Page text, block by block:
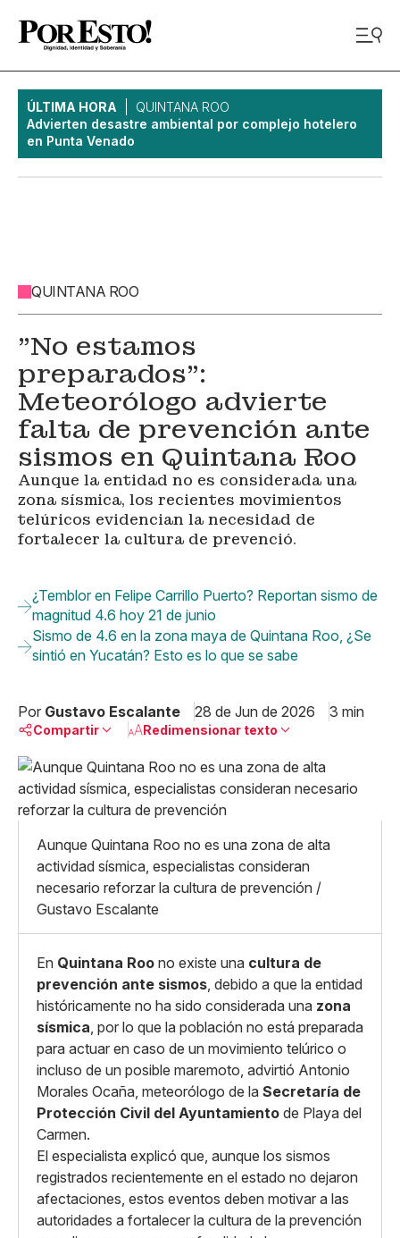
ÚLTIMA HORA
QUINTANA ROO
Advierten desastre ambiental por complejo hotelero
en Punta Venado
QUINTANA ROO
"No estamos
preparados":
Meteorólogo advierte
falta de prevención ante
sismos en Quintana Roo
Aunque la entidad no es considerada una
zona sísmica, los recientes movimientos
telúricos evidencian la necesidad de
fortalecer la cultura de prevenció.
¿Temblor en Felipe Carrillo Puerto? Reportan sismo de
magnitud 4.6 hoy 21 de junio
Sismo de 4.6 en la zona maya de Quintana Roo, ¿Se
sintió en Yucatán? Esto es lo que se sabe
Por Gustavo Escalante 28 de Jun de 2026 3 min
Compartir
Linkedin
X
Whatsapp
Copiar enlace
Redimensionar texto
Pequeño
Mediano
Grande
Aunque Quintana Roo no es una zona de alta
actividad sísmica, especialistas consideran
necesario reforzar la cultura de prevención /
Gustavo Escalante
En Quintana Roo no existe una cultura de
prevención ante sismos, debido a que la entidad
históricamente no ha sido considerada una zona
sísmica, por lo que la población no está preparada
para actuar en caso de un movimiento telúrico o
incluso de un posible maremoto, advirtió Antonio
Morales Ocaña, meteorólogo de la Secretaría de
Protección Civil del Ayuntamiento de Playa del
Carmen.
El especialista explicó que, aunque los sismos
registrados recientemente en el estado no dejaron
afectaciones, estos eventos deben motivar a las
autoridades a fortalecer la cultura de la prevención